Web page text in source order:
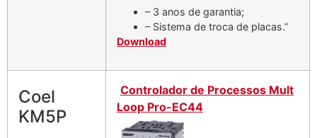
– 3 anos de garantia;
– Sistema de troca de placas.”
Download
Coel
KM5P
Controlador de Processos Mult
Loop Pro-EC44